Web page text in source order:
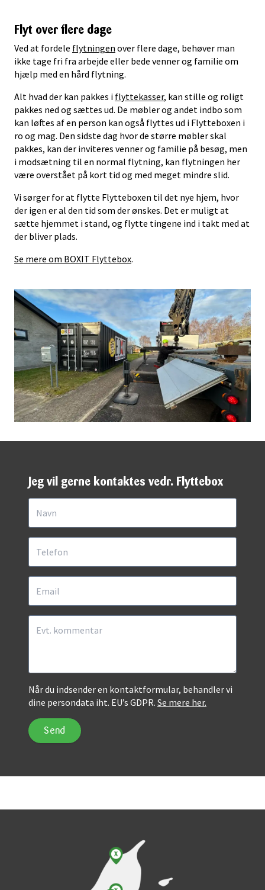
Flyt over flere dage
Ved at fordele flytningen over flere dage, behøver man
ikke tage fri fra arbejde eller bede venner og familie om
hjælp med en hård flytning.
Alt hvad der kan pakkes i flyttekasser, kan stille og roligt
pakkes ned og sættes ud. De møbler og andet indbo som
kan løftes af en person kan også flyttes ud i Flytteboxen i
ro og mag. Den sidste dag hvor de større møbler skal
pakkes, kan der inviteres venner og familie på besøg, men
i modsætning til en normal flytning, kan flytningen her
være overstået på kort tid og med meget mindre slid.
Vi sørger for at flytte Flytteboxen til det nye hjem, hvor
der igen er al den tid som der ønskes. Det er muligt at
sætte hjemmet i stand, og flytte tingene ind i takt med at
der bliver plads.
Se mere om BOXIT Flyttebox.
Jeg vil gerne kontaktes vedr. Flyttebox
Når du indsender en kontaktformular, behandler vi
dine persondata iht. EU’s GDPR. Se mere her.